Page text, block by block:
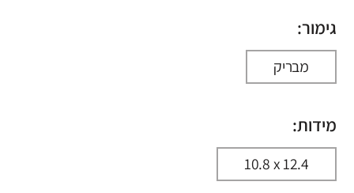
גימור:
מבריק
מידות:
10.8 x 12.4